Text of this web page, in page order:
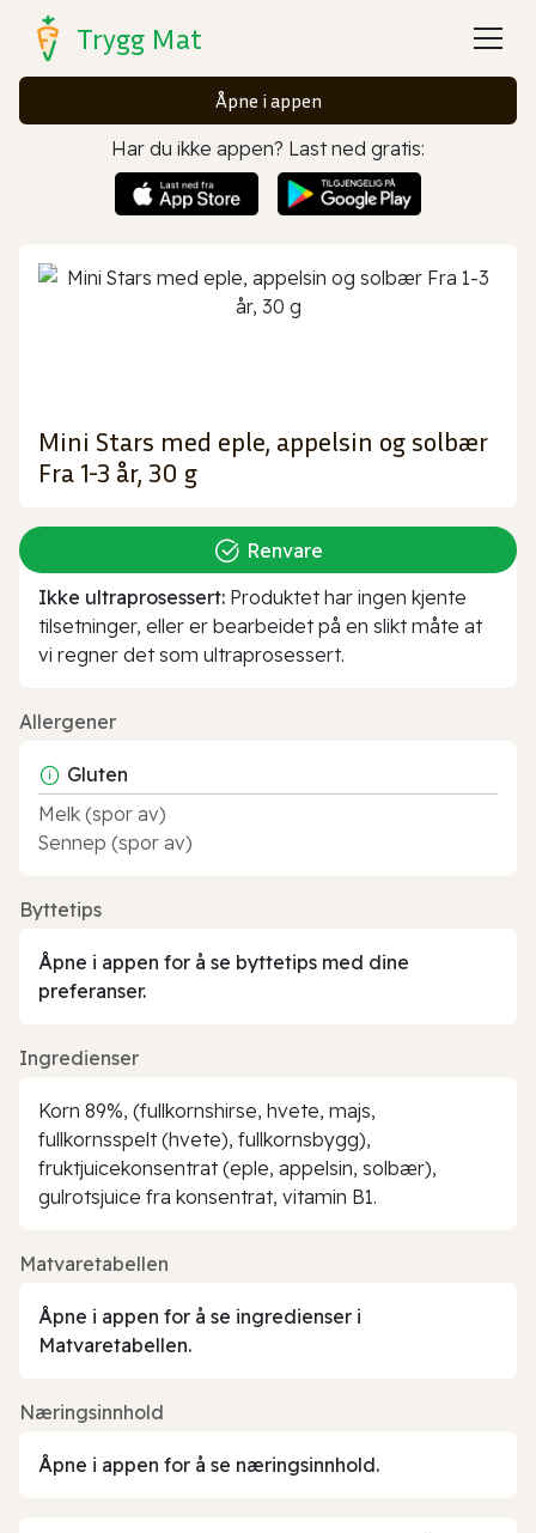
Trygg Mat
Åpne i appen
Har du ikke appen? Last ned gratis:
Mini Stars med eple, appelsin og solbær
Fra 1-3 år, 30 g
Renvare
Ikke ultraprosessert: Produktet har ingen kjente
tilsetninger, eller er bearbeidet på en slikt måte at
vi regner det som ultraprosessert.
Allergener
Gluten
Melk (spor av)
Sennep (spor av)
Byttetips
Åpne i appen for å se byttetips med dine
preferanser.
Ingredienser
Korn 89%, (fullkornshirse, hvete, majs,
fullkornsspelt (hvete), fullkornsbygg),
fruktjuicekonsentrat (eple, appelsin, solbær),
gulrotsjuice fra konsentrat, vitamin B1.
Matvaretabellen
Åpne i appen for å se ingredienser i
Matvaretabellen.
Næringsinnhold
Åpne i appen for å se næringsinnhold.